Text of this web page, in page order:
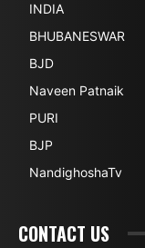
INDIA
BHUBANESWAR
BJD
Naveen Patnaik
PURI
BJP
NandighoshaTv
CONTACT US